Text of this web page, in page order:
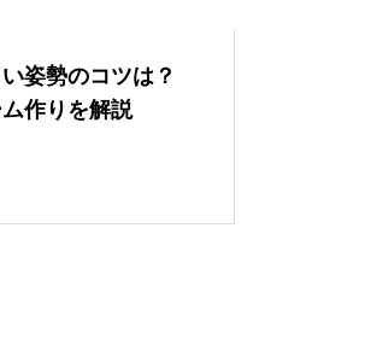
姿勢のコツは？
作りを解説